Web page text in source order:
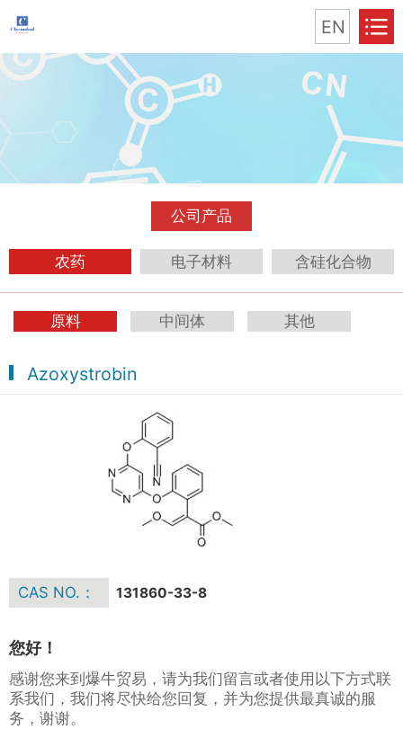
EN
公司产品
农药 电子材料 含硅化合物
原料 中间体 其他
Azoxystrobin
CAS NO.： 131860-33-8
您好！
感谢您来到爆牛贸易，请为我们留言或者使用以下方式联
系我们，我们将尽快给您回复，并为您提供最真诚的服
务，谢谢。